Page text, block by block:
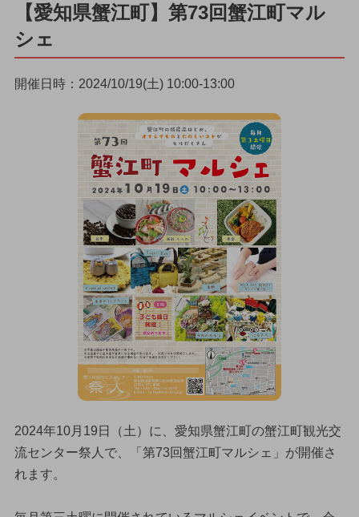
【愛知県蟹江町】第73回蟹江町マル
シェ
開催日時：2024/10/19(土) 10:00-13:00
2024年10月19日（土）に、愛知県蟹江町の蟹江町観光交
流センター祭人で、「第73回蟹江町マルシェ」が開催さ
れます。